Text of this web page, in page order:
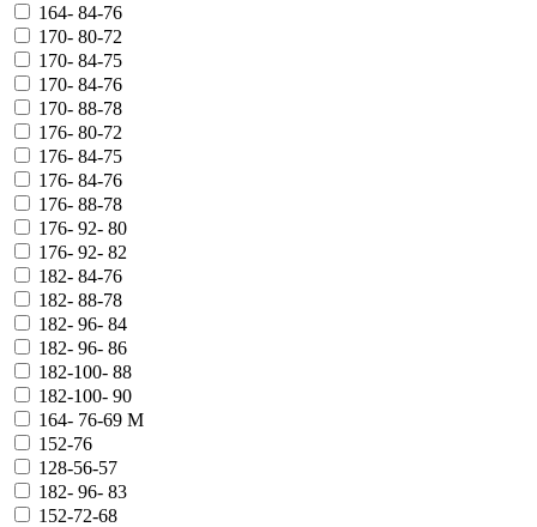
164- 84-76
170- 80-72
170- 84-75
170- 84-76
170- 88-78
176- 80-72
176- 84-75
176- 84-76
176- 88-78
176- 92- 80
176- 92- 82
182- 84-76
182- 88-78
182- 96- 84
182- 96- 86
182-100- 88
182-100- 90
164- 76-69 М
152-76
128-56-57
182- 96- 83
152-72-68